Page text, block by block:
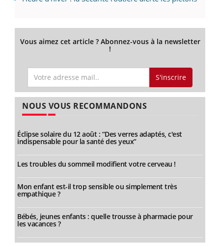
Vous aimez cet article ? Abonnez-vous à la newsletter
!
S'inscrire
NOUS VOUS RECOMMANDONS
Éclipse solaire du 12 août : “Des verres adaptés, c'est
indispensable pour la santé des yeux”
Les troubles du sommeil modifient votre cerveau !
Mon enfant est-il trop sensible ou simplement très
empathique ?
Bébés, jeunes enfants : quelle trousse à pharmacie pour
les vacances ?